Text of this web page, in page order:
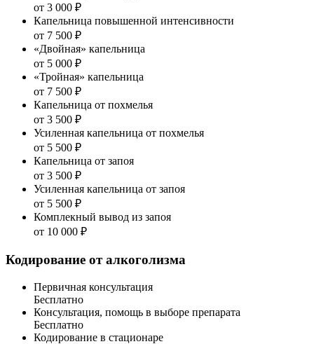
от 3 000 ₽
Капельница повышенной интенсивности
от 7 500 ₽
«Двойная» капельница
от 5 000 ₽
«Тройная» капельница
от 7 500 ₽
Капельница от похмелья
от 3 500 ₽
Усиленная капельница от похмелья
от 5 500 ₽
Капельница от запоя
от 3 500 ₽
Усиленная капельница от запоя
от 5 500 ₽
Комплекный вывод из запоя
от 10 000 ₽
Кодирование от алкоголизма
Первичная консультация
Бесплатно
Консультация, помощь в выборе препарата
Бесплатно
Кодирование в стационаре